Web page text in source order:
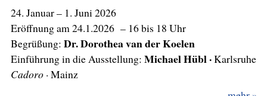
24. Januar– 1. Juni 2026
Eröffnung am 24.1.2026 – 16 bis 18 Uhr
Begrüßung: Dr. Dorothea van der Koelen
Einführung in die Ausstellung: Michael Hübl ·
Karlsruhe
Cadoro
· Mainz